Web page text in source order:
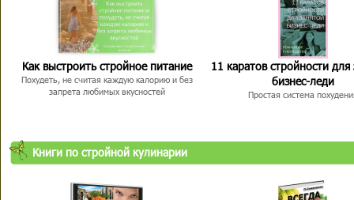
Как выстроить стройное питание
Похудеть, не считая каждую калорию и без
запрета любимых вкусностей
11 каратов стройности для
бизнес-леди
Простая система
Книги по стройной кулинарии